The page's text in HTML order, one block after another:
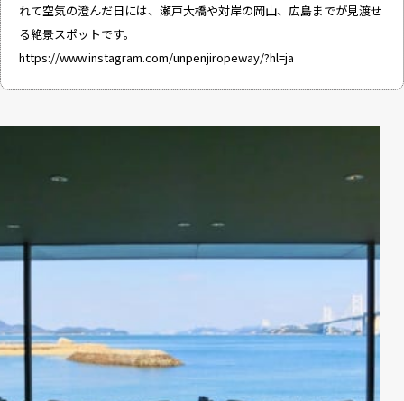
れて空気の澄んだ日には、瀬戸大橋や対岸の岡山、広島までが見渡せ
る絶景スポットです。
https://www.instagram.com/unpenjiropeway/?hl=ja